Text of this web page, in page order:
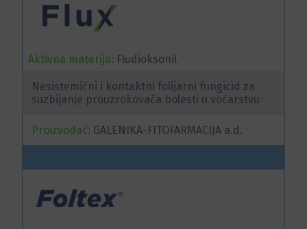
Aktivna materija: Fludioksonil
Nesistemični i kontaktni folijarni fungicid za
suzbijanje prouzrokovača bolesti u voćarstvu
Proizvođač: GALENIKA-FITOFARMACIJA a.d.